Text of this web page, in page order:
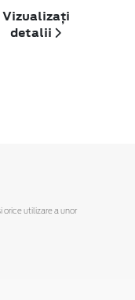
Vizualizați
detalii
orice utilizare a unor